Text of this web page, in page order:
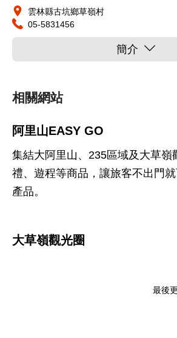
雲林縣古坑鄉草嶺村
05-5831456
簡介
相關網站
阿里山EASY GO
集結大阿里山、235區域及大草嶺
禮、遊程等商品，讓旅客不出門
產品。
大草嶺觀光圈
最後